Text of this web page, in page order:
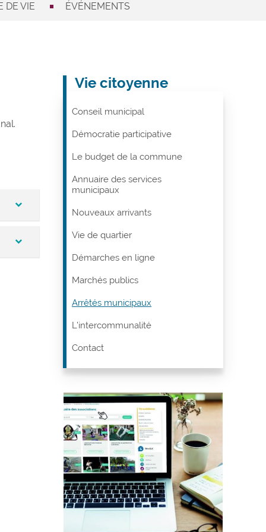
DE VIE ÉVÉNEMENTS
Vie citoyenne
Conseil municipal
Démocratie participative
Le budget de la commune
Annuaire des services
municipaux
Nouveaux arrivants
Vie de quartier
Démarches en ligne
Marchés publics
Arrêtés municipaux
L’intercommunalité
Contact